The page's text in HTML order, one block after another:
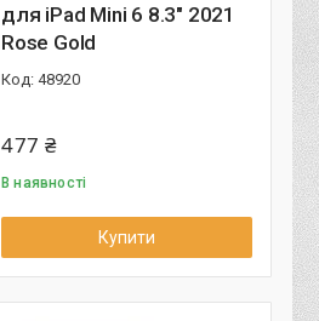
для iPad Mini 6 8.3" 2021
Rose Gold
48920
477 ₴
В наявності
Купити